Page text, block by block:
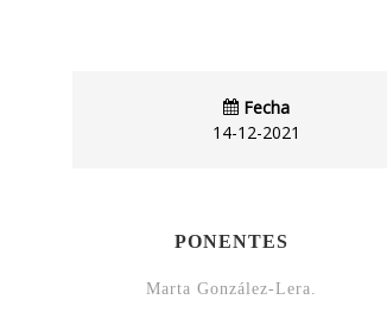
Fecha
14-12-2021
PONENTES
Marta González-Lera.